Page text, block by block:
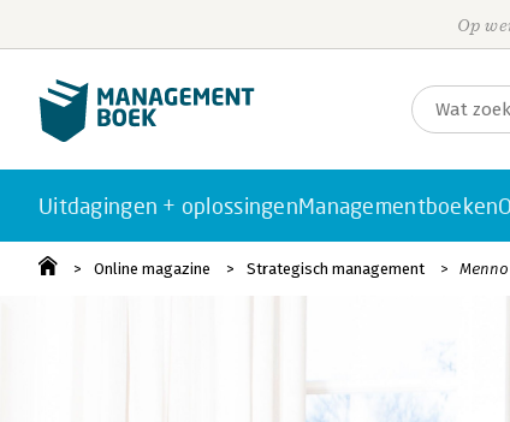
Op
Uitdagingen + oplossingenManagementboeken
Online magazine Strategisch management